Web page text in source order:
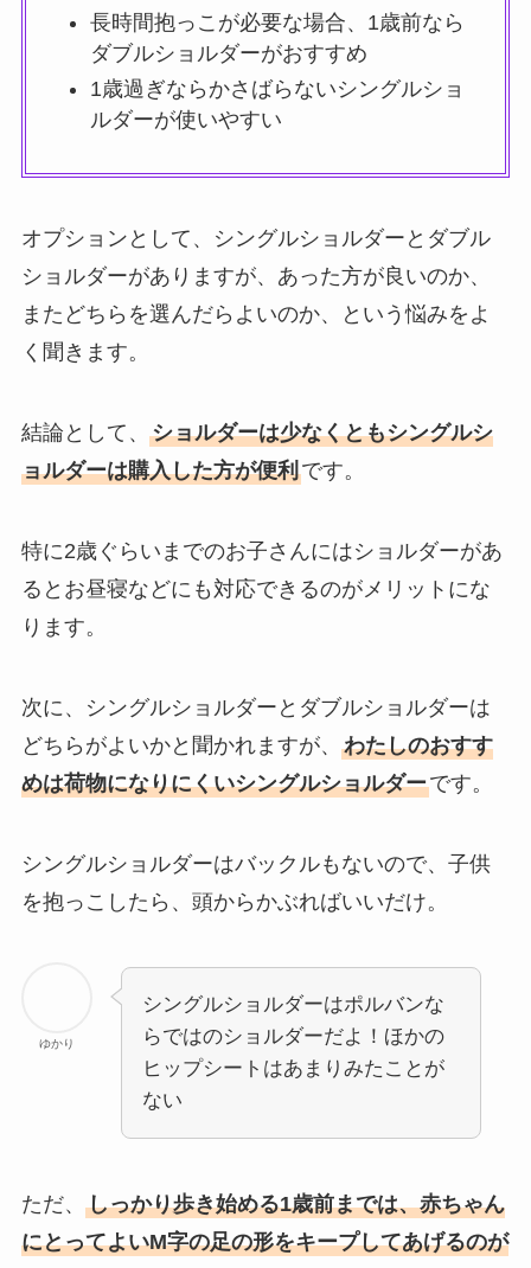
長時間抱っこが必要な場合、1歳前なら
ダブルショルダーがおすすめ
1歳過ぎならかさばらないシングルショ
ルダーが使いやすい
オプションとして、シングルショルダーとダブル
ショルダーがありますが、あった方が良いのか、
またどちらを選んだらよいのか、という悩みをよ
く聞きます。
結論として、 ショルダーは少なくともシングルシ
ョルダーは購入した方が便利です。
特に2歳ぐらいまでのお子さんにはショルダーがあ
るとお昼寝などにも対応できるのがメリットにな
ります。
次に、シングルショルダーとダブルショルダーは
どちらがよいかと聞かれますが、 わたしのおすす
めは荷物になりにくいシングルショルダーです。
シングルショルダーはバックルもないので、子供
を抱っこしたら、頭からかぶればいいだけ。
ゆかり
シングルショルダーはポルバンな
らではのショルダーだよ！ほかの
ヒップシートはあまりみたことが
ない
ただ、 しっかり歩き始める1歳前までは、赤ちゃん
にとってよいM字の足の形をキープしてあげるのが